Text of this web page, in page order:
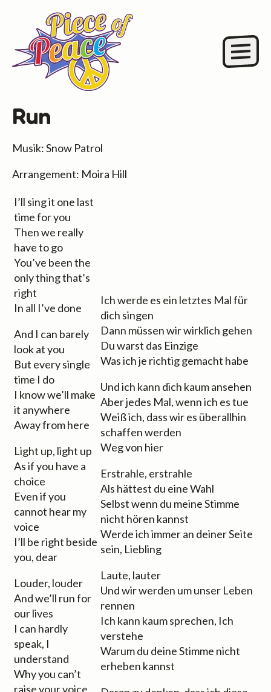
Run
Musik: Snow Patrol
Arrangement: Moira Hill
I’ll sing it one last
time for you
Then we really
have to go
You’ve been the
only thing that’s
right
In all I’ve done
And I can barely
look at you
But every single
time I do
I know we’ll make
it anywhere
Away from here
Light up, light up
As if you have a
choice
Even if you
cannot hear my
voice
I’ll be right beside
you, dear
Louder, louder
And we’ll run for
our lives
I can hardly
speak, I
understand
Why you can’t
raise your voice
Ich werde es ein letztes Mal für
dich singen
Dann müssen wir wirklich gehen
Du warst das Einzige
Was ich je richtig gemacht habe
Und ich kann dich kaum ansehen
Aber jedes Mal, wenn ich es tue
Weiß ich, dass wir es überallhin
schaffen werden
Weg von hier
Erstrahle, erstrahle
Als hättest du eine Wahl
Selbst wenn du meine Stimme
nicht hören kannst
Werde ich immer an deiner Seite
sein, Liebling
Laute, lauter
Und wir werden um unser Leben
rennen
Ich kann kaum sprechen, Ich
verstehe
Warum du deine Stimme nicht
erheben kannst